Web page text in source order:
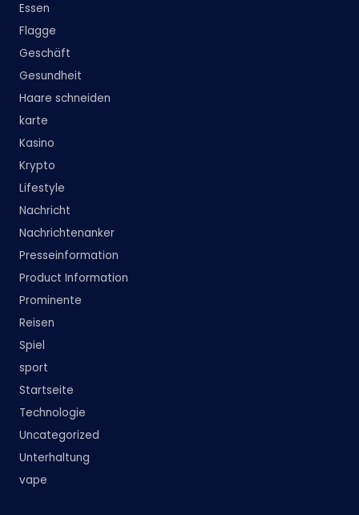
Essen
Flagge
Geschäft
Gesundheit
Haare schneiden
karte
Kasino
Krypto
Lifestyle
Nachricht
Nachrichtenanker
Presseinformation
Product Information
Prominente
Reisen
Spiel
sport
Startseite
Technologie
Uncategorized
Unterhaltung
vape